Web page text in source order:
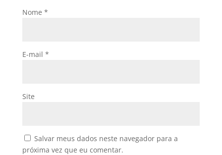
Nome *
E-mail *
Site
Salvar meus dados neste navegador para a
próxima vez que eu comentar.